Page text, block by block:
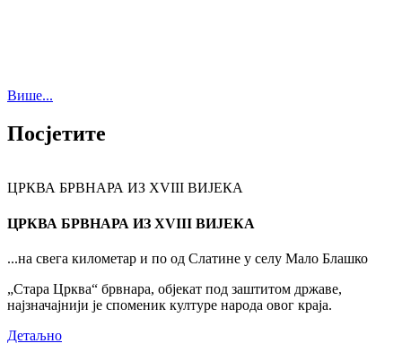
Више...
Посјетите
ЦРКВА БРВНАРА ИЗ XVIII ВИЈЕКА
ЦРКВА БРВНАРА ИЗ XVIII ВИЈЕКА
...на свега километар и по од Слатине у селу Мало Блашко
„Стара Црква“ брвнара, објекат под заштитом државе,
најзначајнији је споменик културе народа овог краја.
Детаљно